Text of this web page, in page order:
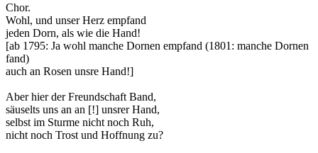
Chor.
Wohl, und unser Herz empfand
jeden Dorn, als wie die Hand!
[ab 1795: Ja wohl manche Dornen empfand (1801: manche Dornen
fand)
auch an Rosen unsre Hand!]
Aber hier der Freundschaft Band,
säuselts uns an an [!] unsrer Hand,
selbst im Sturme nicht noch Ruh,
nicht noch Trost und Hoffnung zu?